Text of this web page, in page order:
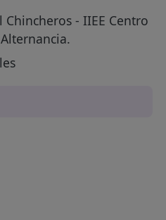
Chincheros - IIEE Centro